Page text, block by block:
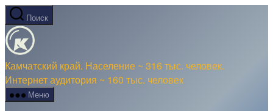
Перейти
к
содержимому
Поиск
Камчатский край. Население ~ 316 тыс. человек.
Интернет аудитория ~ 160 тыс. человек
Меню